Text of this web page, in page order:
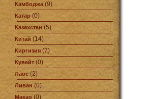
Камбоджа(9)
Катар (0)
Казахстан (5)
Китай (14)
Киргизия (7)
Кувейт (0)
Лаос (2)
Ливан (0)
Макао (0)